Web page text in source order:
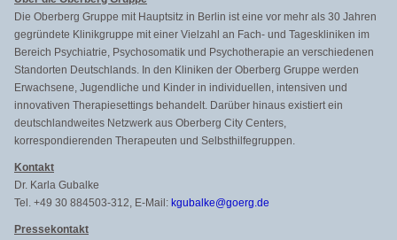
Die Oberberg Gruppe mit Hauptsitz in Berlin ist eine vor mehr als 30 Jahren
gegründete Klinikgruppe mit einer Vielzahl an Fach- und Tageskliniken im
Bereich Psychiatrie, Psychosomatik und Psychotherapie an verschiedenen
Standorten Deutschlands. In den Kliniken der Oberberg Gruppe werden
Erwachsene, Jugendliche und Kinder in individuellen, intensiven und
innovativen Therapiesettings behandelt. Darüber hinaus existiert ein
deutschlandweites Netzwerk aus Oberberg City Centers,
korrespondierenden Therapeuten und Selbsthilfegruppen.
Kontakt
Dr. Karla Gubalke
Tel. +49 30 884503-312, E-Mail: kgubalke@goerg.de
Pressekontakt